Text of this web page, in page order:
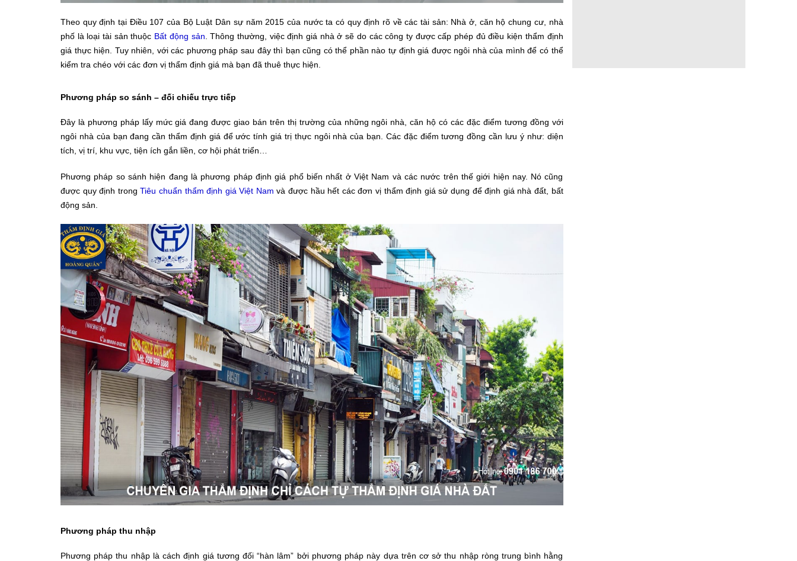
Theo quy định tại Điều 107 của Bộ Luật Dân sự năm 2015 của nước ta có quy định rõ về các tài sản: Nhà ở, căn hộ chung cư, nhà
phố là loại tài sản thuộc Bất động sản . Thông thường, việc định giá nhà ở sẽ do các công ty được cấp phép đủ điều kiện thẩm định
giá thực hiện. Tuy nhiên, với các phương pháp sau đây thì bạn cũng có thể phần nào tự định giá được ngôi nhà của mình để có thể
kiểm tra chéo với các đơn vị thẩm định giá mà bạn đã thuê thực hiện.
Phương pháp so sánh – đối chiếu trực tiếp
Đây là phương pháp lấy mức giá đang được giao bán trên thị trường của những ngôi nhà, căn hộ có các đặc điểm tương đồng với
ngôi nhà của bạn đang cần thẩm định giá để ước tính giá trị thực ngôi nhà của bạn. Các đặc điểm tương đồng cần lưu ý như: diện
tích, vị trí, khu vực, tiện ích gắn liền, cơ hội phát triển…
Phương pháp so sánh hiện đang là phương pháp định giá phổ biến nhất ở Việt Nam và các nước trên thế giới hiện nay. Nó cũng
được quy định trongTiêu chuẩn thẩm định giá Việt Nam và được hầu hết các đơn vị thẩm định giá sử dụng để định giá nhà đất, bất
động sản.
Phương pháp thu nhập
Phương pháp thu nhập là cách định giá tương đối “hàn lâm” bởi phương pháp này dựa trên cơ sở thu nhập ròng trung bình hằng